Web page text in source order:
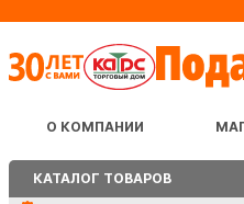
О КОМПАНИИ
КАТАЛОГ ТОВАРОВ